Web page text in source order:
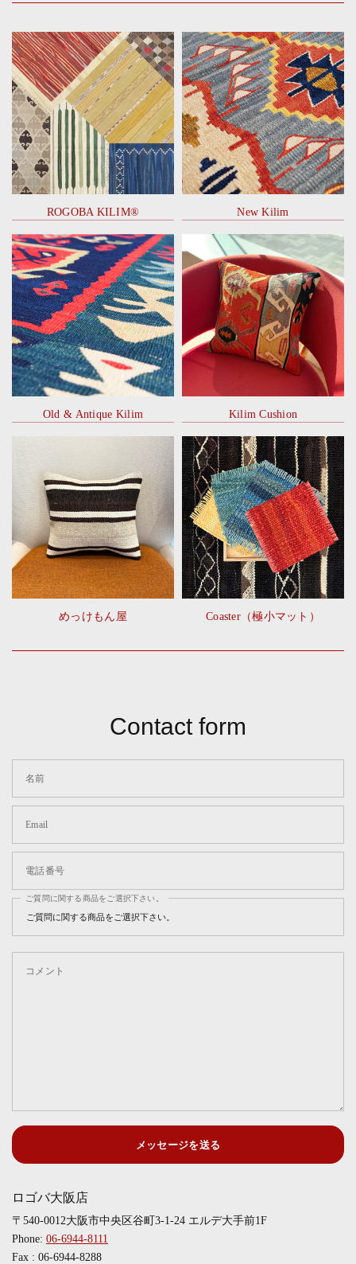
ROGOBA KILIM® New Kilim
Old & Antique Kilim Kilim Cushion
めっけもん屋 Coaster（極小マット）
Contact form
名前
Email
電話番号
ご質問に関する商品をご選択下さい。
コメント
メッセージを送る
ロゴバ大阪店
〒540-0012大阪市中央区谷町3-1-24 エルデ大手前1F
Phone:06-6944-8111
Fax : 06-6944-8288